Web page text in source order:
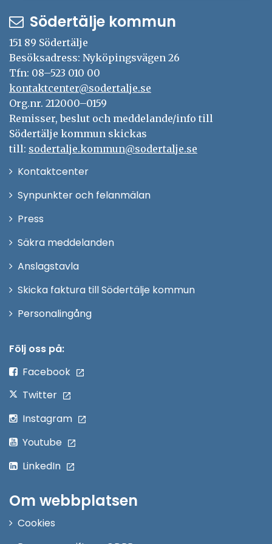
Södertälje kommun
151 89 Södertälje
Besöksadress: Nyköpingsvägen 26
Tfn: 08–523 010 00
kontaktcenter@sodertalje.se
Org.nr. 212000–0159
Remisser, beslut och meddelande/info till
Södertälje kommun skickas
till: sodertalje.kommun@sodertalje.se
KontaktcenterÖppna
Synpunkter och felanmälan
Press
fönster
Säkra meddelanden
Anslagstavla
Skicka faktura till Södertälje kommun
PersonalingångÖppna
Följ oss på:
Facebook
Twitter
Instagram
Youtube
LinkedIn
Om webbplatsen
Cookies